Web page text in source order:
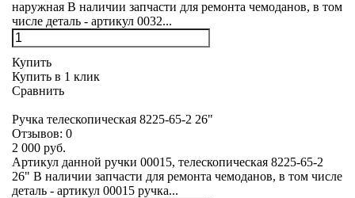
наружная В наличии запчасти для ремонта чемоданов, в том
числе деталь - артикул 0032...
Купить
Купить в 1 клик
Сравнить
Ручка телескопическая 8225-65-2 26"
Отзывов: 0
2 000 руб.
Артикул данной ручки 00015, телескопическая 8225-65-2
26" В наличии запчасти для ремонта чемоданов, в том числе
деталь - артикул 00015 ручка...